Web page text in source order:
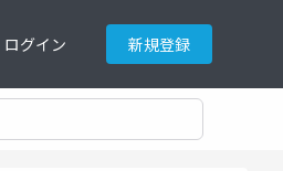
ログイン 新規登録